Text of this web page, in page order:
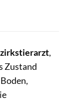
,
Zustand